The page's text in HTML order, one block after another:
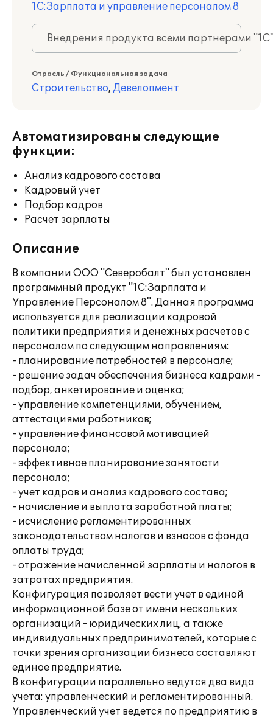
1С:Зарплата и управление персоналом 8
Внедрения продукта всеми партнерами
Отрасль / Функциональная задача
Строительство, Девелопмент
Автоматизированы следующие
функции:
Анализ кадрового состава
Кадровый учет
Подбор кадров
Расчет зарплаты
Описание
В компании ООО "Северобалт" был установлен
программный продукт "1С:Зарплата и
Управление Персоналом 8". Данная программа
используется для реализации кадровой
политики предприятия и денежных расчетов с
персоналом по следующим направлениям:
- планирование потребностей в персонале;
- решение задач обеспечения бизнеса кадрами -
подбор, анкетирование и оценка;
- управление компетенциями, обучением,
аттестациями работников;
- управление финансовой мотивацией
персонала;
- эффективное планирование занятости
персонала;
- учет кадров и анализ кадрового состава;
- начисление и выплата заработной платы;
- исчисление регламентированных
законодательством налогов и взносов с фонда
оплаты труда;
- отражение начисленной зарплаты и налогов в
затратах предприятия.
Конфигурация позволяет вести учет в единой
информационной базе от имени нескольких
организаций - юридических лиц, а также
индивидуальных предпринимателей, которые с
точки зрения организации бизнеса составляют
единое предприятие.
В конфигурации параллельно ведутся два вида
учета: управленческий и регламентированный.
Управленческий учет ведется по предприятию в